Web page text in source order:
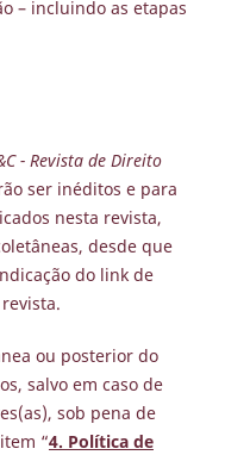
– incluindo as etapas
- Revista de Direito
ser inéditos e para
nesta revista,
desde que
do link de
ou posterior do
salvo em caso de
sob pena de
“4. Política de